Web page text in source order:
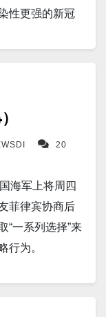
性更强的新冠
了全世界医生
Insider
克兰本周可能
努力的一部
罗斯在乌克兰
4。据
年轻人的结肠
能会导致年轻
20
海军上将周四
菲律宾协商后
“一系列选择”来
行为。